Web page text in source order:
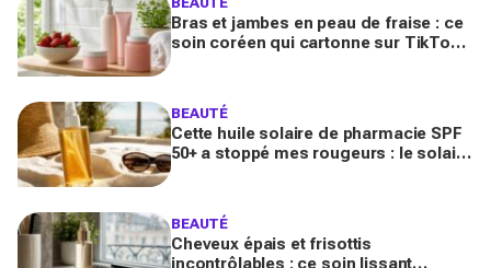
Bras et jambes en peau de fraise : ce
soin coréen qui cartonne sur TikTok
BEAUTÉ
Cette huile solaire de pharmacie SPF
50+ a stoppé mes rougeurs : le solaire
BEAUTÉ
Cheveux épais et frisottis
incontrôlables : ce soin lissant